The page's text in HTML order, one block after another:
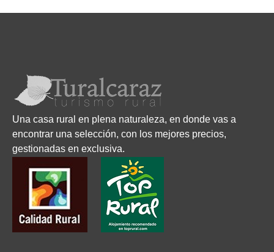
Una casa rural en plena naturaleza, en donde vas a
encontrar una selección, con los mejores precios,
gestionadas en exclusiva.